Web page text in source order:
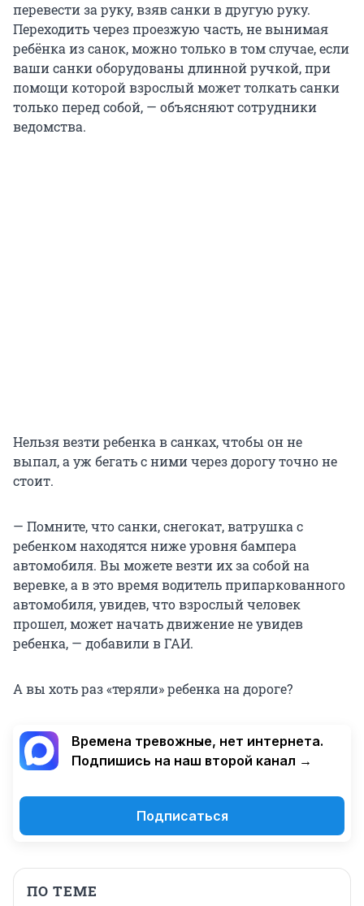
перевести за руку, взяв санки в другую руку.
Переходить через проезжую часть, не вынимая
ребёнка из санок, можно только в том случае, если
ваши санки оборудованы длинной ручкой, при
помощи которой взрослый может толкать санки
только перед собой, — объясняют сотрудники
ведомства.
Нельзя везти ребенка в санках, чтобы он не
выпал, а уж бегать с ними через дорогу точно не
стоит.
— Помните, что санки, снегокат, ватрушка с
ребенком находятся ниже уровня бампера
автомобиля. Вы можете везти их за собой на
веревке, а в это время водитель припаркованного
автомобиля, увидев, что взрослый человек
прошел, может начать движение не увидев
ребенка, — добавили в ГАИ.
А вы хоть раз «теряли» ребенка на дороге?
Времена тревожные, нет интернета.
Подпишись на наш второй канал →
Подписаться
ПО ТЕМЕ